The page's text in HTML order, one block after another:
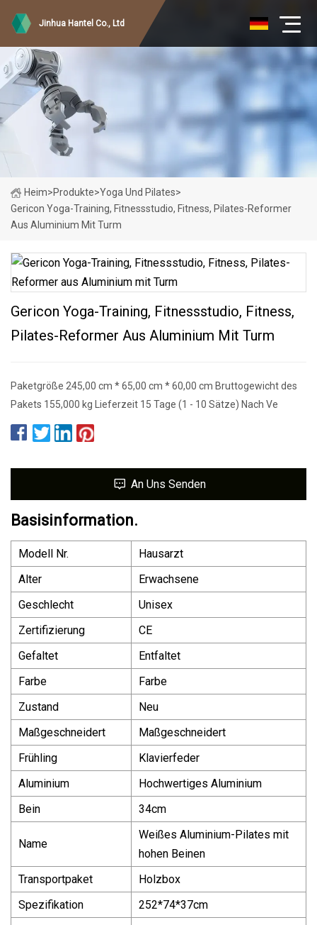
Jinhua Hantel Co., Ltd
Heim>Produkte>Yoga Und Pilates>
Gericon Yoga-Training, Fitnessstudio, Fitness, Pilates-Reformer
Aus Aluminium Mit Turm
Gericon Yoga-Training, Fitnessstudio, Fitness,
Pilates-Reformer Aus Aluminium Mit Turm
Paketgröße 245,00 cm * 65,00 cm * 60,00 cm Bruttogewicht des
Pakets 155,000 kg Lieferzeit 15 Tage (1 - 10 Sätze) Nach Ve
An Uns Senden
Basisinformation.
Modell Nr.
Hausarzt
Alter
Erwachsene
Geschlecht
Unisex
Zertifizierung
CE
Gefaltet
Entfaltet
Farbe
Farbe
Zustand
Neu
Maßgeschneidert
Maßgeschneidert
Frühling
Klavierfeder
Aluminium
Hochwertiges Aluminium
Bein
34cm
Name
Weißes Aluminium-Pilates mit
hohen Beinen
Transportpaket
Holzbox
Spezifikation
252*74*37cm